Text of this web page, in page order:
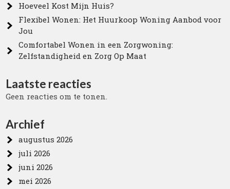
Hoeveel Kost Mijn Huis?
Flexibel Wonen: Het Huurkoop Woning Aanbod voor
Jou
Comfortabel Wonen in een Zorgwoning:
Zelfstandigheid en Zorg Op Maat
Laatste reacties
Geen reacties om te tonen.
Archief
augustus 2026
juli 2026
juni 2026
mei 2026